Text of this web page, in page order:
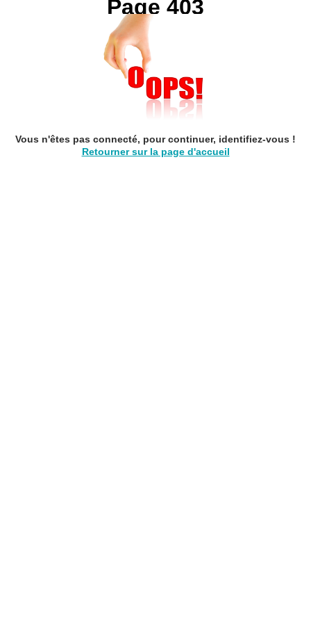
Page 403
Vous n'êtes pas connecté, pour continuer, identifiez-vous !
Retourner sur la page d'accueil